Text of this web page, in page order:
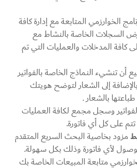
الخوارزمي المتابعة مع إدارة كافة
السجلات الخاصة بالنشاط مع
كافة المدخلات والعمليات التي تم
أن تنشيء النماذج الخاصة بالفواتير
إلى الشعار لتوضح هويتك
بالشعار .
وسجل مجمع لكافة العمليات
على كل أي فاتورة.
مزود بخاصية البحث السريع المتقدم
لأي فاتورة وذلك بكل سهولة.
متابعة المبيعات الخاصة بك